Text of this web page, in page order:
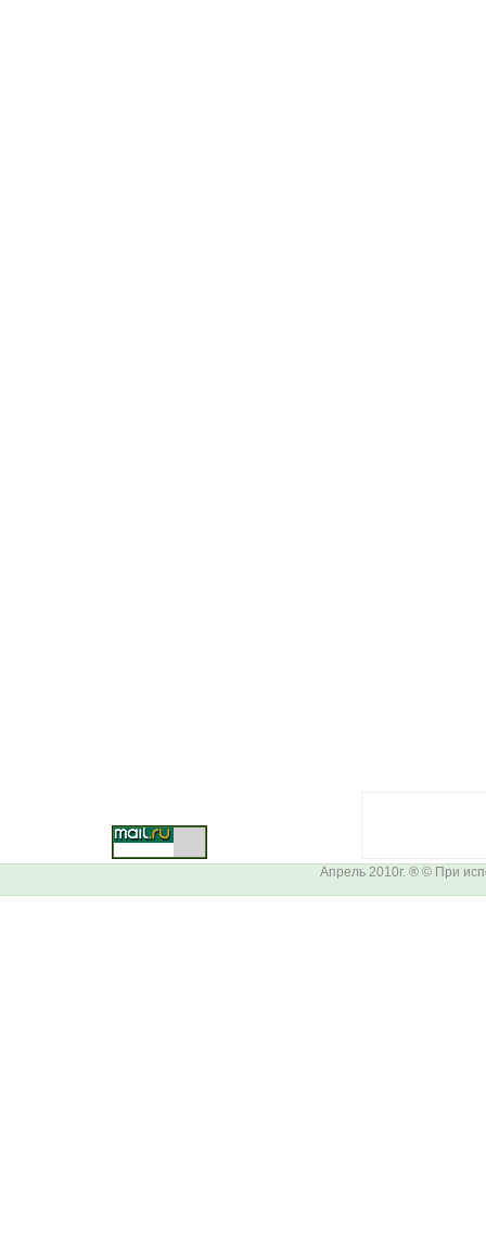
Апрель 2010г. ® © При